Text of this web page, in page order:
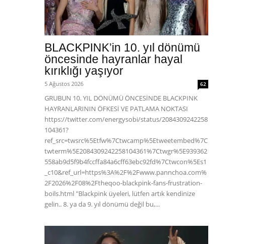
BLACKPINK’in 10. yıl dönümü
öncesinde hayranlar hayal
kırıklığı yaşıyor
5 Ağustos 2026 62
GRUBUN 10. YIL DÖNÜMÜ ÖNCESİNDE BLACKPINK
HAYRANLARININ ÖFKESİ VE PATLAMA NOKTASI
https://twitter.com/energysobi/status/2084309242258
104361?
ref_src=twsrc%5Etfw%7Ctwcamp%5Etweetembed%7C
twterm%5E2084309242258104361%7Ctwgr%5E939362
558ab9d5f9b4fccffa84a6cff63ebc92fd%7Ctwcon%5Es1
_c10&ref_url=https%3A%2F%2Fwww.pannchoa.com%
2F2026%2F08%2Ftheqoo-blackpink-fans-frustration-
boils.html "Blackpink üyeleri, lütfen artık kendinize
gelin.. 8. ya da 9. yıl dönümü değil bu,...